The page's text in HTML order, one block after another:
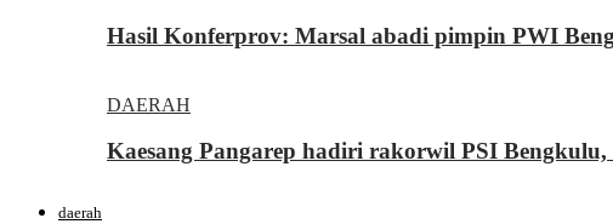
Hasil Konferprov: Marsal abadi pimpin PWI
DAERAH
Kaesang Pangarep hadiri rakorwil PSI
daerah